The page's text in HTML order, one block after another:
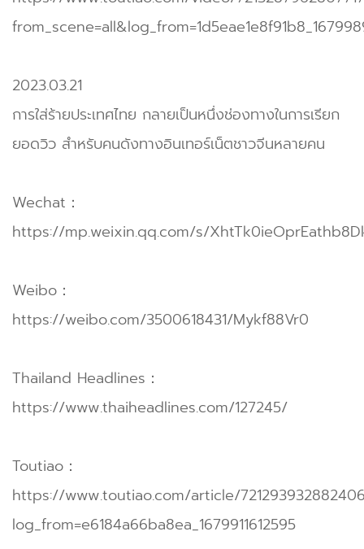
2023.03.21
การใส่ร้ายประเทศไทย กลายเป็นหนึ่งช่องทางในการเรียก
ยอดวิว สำหรับคนดังทางอินเทอร์เน็ตชาวจีนหลายคน
Wechat：
https://mp.weixin.qq.com/s/
Weibo：
https://weibo.com/3500618431/Mykf88Vr0
Thailand Headlines：
https://www.thaiheadlines.com/127245/
Toutiao：
https://www.toutiao.com/article/
log_from=e6184a66ba8ea_1679911612595